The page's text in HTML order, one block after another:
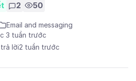
2 50
Email and messaging
3 tuần trước
lời2 tuần trước